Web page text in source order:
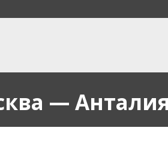
— Анталия